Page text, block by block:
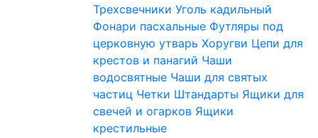
Трехсвечники Уголь кадильный
Фонари пасхальные Футляры под
церковную утварь Хоругви Цепи для
крестов и панагий Чаши
водосвятные Чаши для святых
частиц Четки Штандарты Ящики для
свечей и огарков Ящики
крестильные